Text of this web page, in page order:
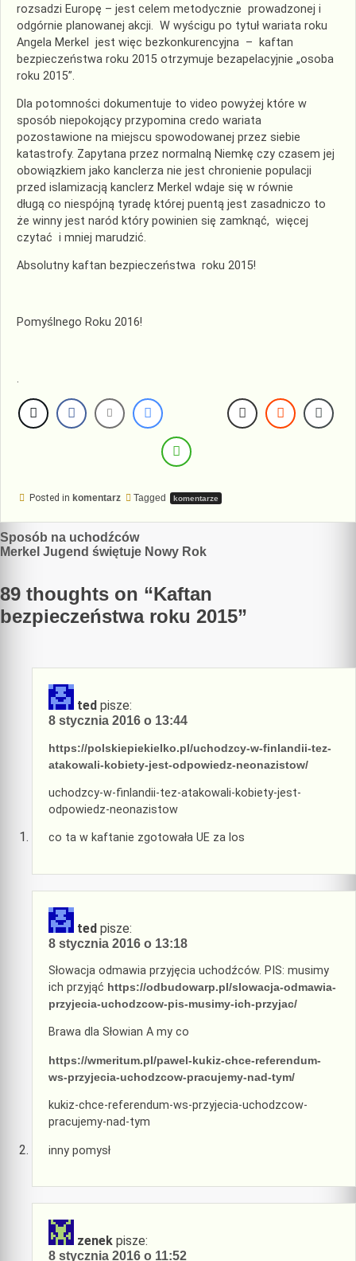
rozsadzi Europę – jest celem metodycznie prowadzonej i
odgórnie planowanej akcji. W wyścigu po tytuł wariata roku
Angela Merkel jest więc bezkonkurencyjna – kaftan
bezpieczeństwa roku 2015 otrzymuje bezapelacyjnie „osoba
roku 2015”.
Dla potomności dokumentuje to video powyżej które w
sposób niepokojący przypomina credo wariata
pozostawione na miejscu spowodowanej przez siebie
katastrofy. Zapytana przez normalną Niemkę czy czasem jej
obowiązkiem jako kanclerza nie jest chronienie populacji
przed islamizacją kanclerz Merkel wdaje się w równie
długą co niespójną tyradę której puentą jest zasadniczo to
że winny jest naród który powinien się zamknąć, więcej
czytać i mniej marudzić.
Absolutny kaftan bezpieczeństwa roku 2015!
Pomyślnego Roku 2016!
.
Posted in komentarz Tagged komentarze
Nawigacja
wpisu
Sposób na uchodźców
Merkel Jugend świętuje Nowy Rok
89 thoughts on “Kaftan
bezpieczeństwa roku 2015”
ted pisze:
8 stycznia 2016 o 13:44
https://polskiepiekielko.pl/uchodzcy-w-finlandii-tez-
atakowali-kobiety-jest-odpowiedz-neonazistow/
uchodzcy-w-finlandii-tez-atakowali-kobiety-jest-
odpowiedz-neonazistow
co ta w kaftanie zgotowała UE za los
ted pisze:
8 stycznia 2016 o 13:18
Słowacja odmawia przyjęcia uchodźców. PIS: musimy
ich przyjąć https://odbudowarp.pl/slowacja-odmawia-
przyjecia-uchodzcow-pis-musimy-ich-przyjac/
Brawa dla Słowian A my co
https://wmeritum.pl/pawel-kukiz-chce-referendum-
ws-przyjecia-uchodzcow-pracujemy-nad-tym/
kukiz-chce-referendum-ws-przyjecia-uchodzcow-
pracujemy-nad-tym
inny pomysł
zenek pisze:
8 stycznia 2016 o 11:52